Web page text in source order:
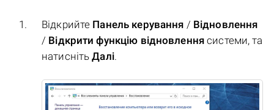
Відкрийте Панель керування / Відновлення
/ Відкрити функцію відновлення системи, та
натиснітьДалі.